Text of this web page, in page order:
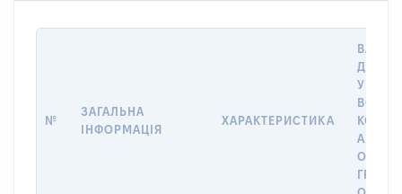
№
ЗАГАЛЬНА
ІНФОРМАЦІЯ
ХАРАКТЕРИСТИКА
ДАТУ
У
АБО